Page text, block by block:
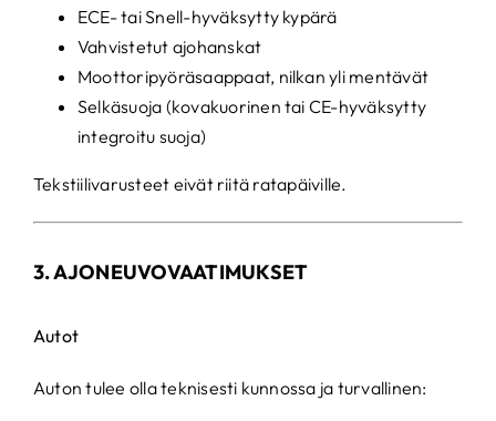
ECE- tai Snell-hyväksytty kypärä
Vahvistetut ajohanskat
Moottoripyöräsaappaat, nilkan yli mentävät
Selkäsuoja (kovakuorinen tai CE-hyväksytty
integroitu suoja)
Tekstiilivarusteet eivät riitä ratapäiville.
3. AJONEUVOVAATIMUKSET
Autot
Auton tulee olla teknisesti kunnossa ja turvallinen: